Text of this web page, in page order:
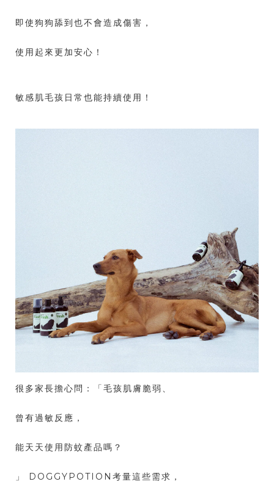
即使狗狗舔到也不會造成傷害，
使用起來更加安心！
敏感肌毛孩日常也能持續使用！
很多家長擔心問：「毛孩肌膚脆弱、
曾有過敏反應，
能天天使用防蚊產品嗎？
」 DOGGYPOTION考量這些需求，